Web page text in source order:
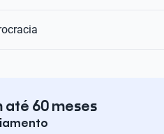
até 60 meses